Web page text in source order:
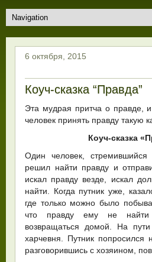
6 октября, 2015
Коуч-сказка “Правда”
Эта мудрая притча о правде,
человек принять правду такую
Коуч-сказка
Один человек, стремившийся
решил найти правду и
искал правду везде, искал
найти. Когда путник уже,
где только можно было
что правду ему не
возвращаться домой. На
харчевня. Путник попросился
разговорившись с хозяином,